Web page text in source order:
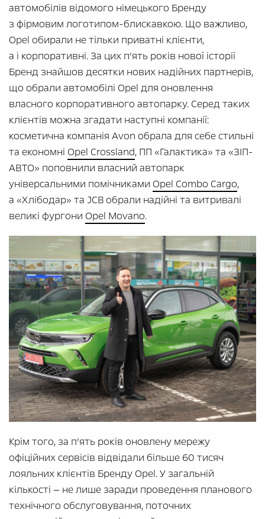
автомобілів відомого німецького Бренду
з фірмовим логотипом-блискавкою. Що важливо,
Opel обирали не тільки приватні клієнти,
а і корпоративні. За цих п’ять років нової історії
Бренд знайшов десятки нових надійних партнерів,
що обрали автомобілі Opel для оновлення
власного корпоративного автопарку. Серед таких
клієнтів можна згадати наступні компанії:
косметична компанія Avon обрала для себе стильні
та економні Opel Crossland, ПП «Галактика» та «ЗІП-
АВТО» поповнили власний автопарк
універсальними помічниками Opel Combo Cargo,
а «Хлібодар» та JCB обрали надійні та витривалі
великі фургони Opel Movano.
Крім того, за п’ять років оновлену мережу
офіційних сервісів відвідали більше 60 тисяч
лояльних клієнтів Бренду Opel. У загальній
кількості — не лише заради проведення планового
технічного обслуговування, поточних